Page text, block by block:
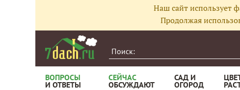
Наш сайт использует
Продолжая
ВОПРОСЫ
И ОТВЕТЫ
СЕЙЧАС
ОБСУЖДАЮТ
САД И
ОГОРОД